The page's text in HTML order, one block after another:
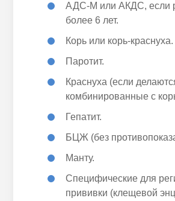
АДС-М или АКДС, если
более 6 лет.
Корь или корь-краснуха.
Паротит.
Краснуха (если
комбинированные с
Гепатит.
БЦЖ (без
Манту.
Специфические для
прививки (клещевой